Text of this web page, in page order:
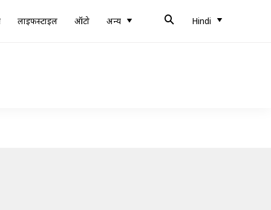
लाइफस्टाइल ऑटो अन्य Hindi